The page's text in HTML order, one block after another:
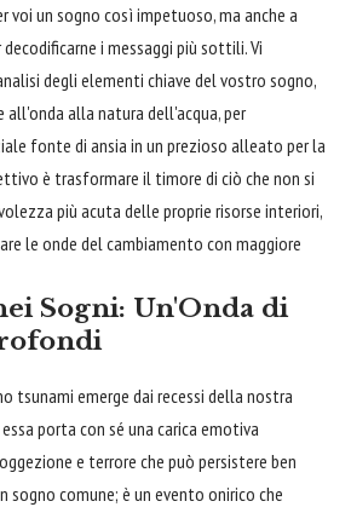
voi un sogno così impetuoso, ma anche a
i messaggi più sottili. Vi
degli elementi chiave del vostro sogno,
all'onda alla natura dell'acqua, per
fonte di ansia in un prezioso alleato per la
è trasformare il timore di ciò che non si
più acuta delle proprie risorse interiori,
le onde del cambiamento con maggiore
Sogni: Un'Onda di
tsunami emerge dai recessi della nostra
porta con sé una carica emotiva
e terrore che può persistere ben
sogno comune; è un evento onirico che